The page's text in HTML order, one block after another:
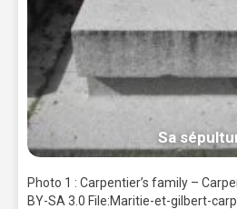
Sa
Photo 1 : Carpentier’s family –
BY-SA 3.0 File:Maritie-et-gilbert-